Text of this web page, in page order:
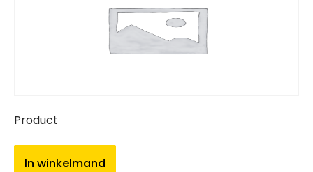
Product
In winkelmand